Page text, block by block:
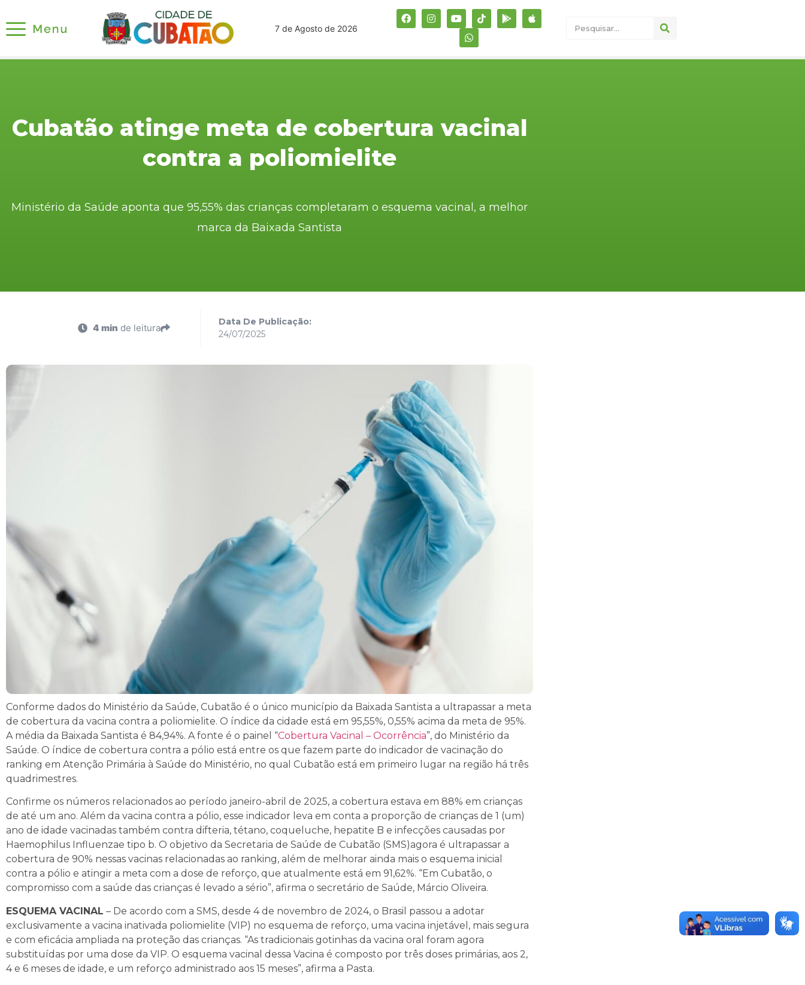
7 de Agosto de 2026
Cubatão atinge meta de cobertura vacinal
contra a poliomielite
Ministério da Saúde aponta que 95,55% das crianças completaram o esquema vacinal, a melhor
marca da Baixada Santista
4 min de leitura
Data De Publicação:
24/07/2025
Conforme dados do Ministério da Saúde, Cubatão é o único município da Baixada Santista a ultrapassar a meta
de cobertura da vacina contra a poliomielite. O índice da cidade está em 95,55%, 0,55% acima da meta de 95%.
A média da Baixada Santista é 84,94%. A fonte é o painel “Cobertura Vacinal – Ocorrência”, do Ministério da
Saúde. O índice de cobertura contra a pólio está entre os que fazem parte do indicador de vacinação do
ranking em Atenção Primária à Saúde do Ministério, no qual Cubatão está em primeiro lugar na região há três
quadrimestres.
Confirme os números relacionados ao período janeiro-abril de 2025, a cobertura estava em 88% em crianças
de até um ano. Além da vacina contra a pólio, esse indicador leva em conta a proporção de crianças de 1 (um)
ano de idade vacinadas também contra difteria, tétano, coqueluche, hepatite B e infecções causadas por
Haemophilus Influenzae tipo b. O objetivo da Secretaria de Saúde de Cubatão (SMS)agora é ultrapassar a
cobertura de 90% nessas vacinas relacionadas ao ranking, além de melhorar ainda mais o esquema inicial
contra a pólio e atingir a meta com a dose de reforço, que atualmente está em 91,62%. “Em Cubatão, o
compromisso com a saúde das crianças é levado a sério”, afirma o secretário de Saúde, Márcio Oliveira.
ESQUEMA VACINAL – De acordo com a SMS, desde 4 de novembro de 2024, o Brasil passou a adotar
exclusivamente a vacina inativada poliomielite (VIP) no esquema de reforço, uma vacina injetável, mais segura
e com eficácia ampliada na proteção das crianças. “As tradicionais gotinhas da vacina oral foram agora
substituídas por uma dose da VIP. O esquema vacinal dessa Vacina é composto por três doses primárias, aos 2,
4 e 6 meses de idade, e um reforço administrado aos 15 meses”, afirma a Pasta.